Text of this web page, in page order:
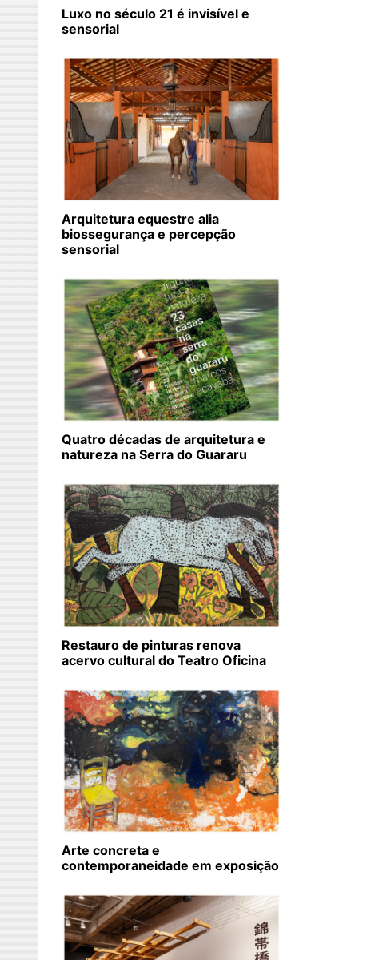
Luxo no século 21 é invisível e
sensorial
Arquitetura equestre alia
biossegurança e percepção
sensorial
Quatro décadas de arquitetura e
natureza na Serra do Guararu
Restauro de pinturas renova
acervo cultural do Teatro Oficina
Arte concreta e
contemporaneidade em exposição